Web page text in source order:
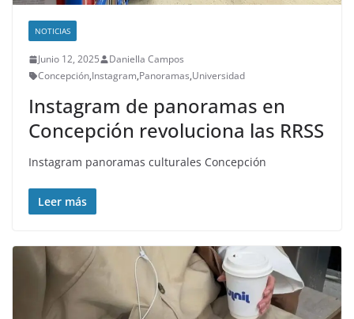
NOTICIAS
Junio 12, 2025
Daniella Campos
Concepción,Instagram,Panoramas,Universidad
Instagram de panoramas en
Concepción revoluciona las RRSS
Instagram panoramas culturales Concepción
Leer más